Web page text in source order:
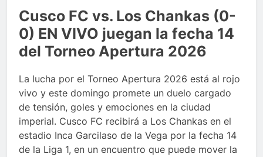
Cusco FC vs. Los Chankas (0-
0) EN VIVO juegan la fecha 14
del Torneo Apertura 2026
La lucha por el Torneo Apertura 2026 está al rojo
vivo y este domingo promete un duelo cargado
de tensión, goles y emociones en la ciudad
imperial. Cusco FC recibirá a Los Chankas en el
estadio Inca Garcilaso de la Vega por la fecha 14
de la Liga 1, en un encuentro que puede mover la